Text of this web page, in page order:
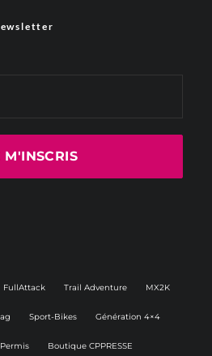
FullAttack Trail Adventure MX2K
Sport-Bikes Génération 4×4
Boutique CPPRESSE